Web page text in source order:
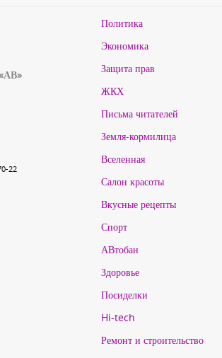
22
Политика
Экономика
Защита прав
ЖКХ
Письма читателей
Земля-кормилица
Вселенная
Салон красоты
Вкусные рецепты
Спорт
АВтобан
Здоровье
Посиделки
Hi-tech
Ремонт и строительство